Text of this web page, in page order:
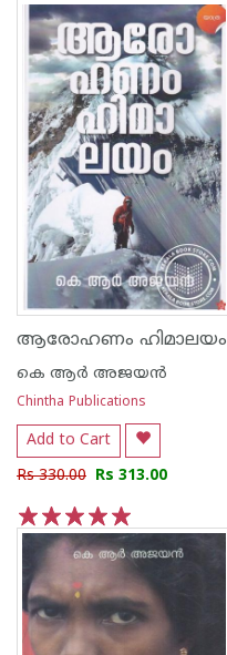
5
4
3
2
1
ആരോഹണം ഹിമാലയം
കെ ആര്‍ അജയന്‍
Chintha Publications
Add to Cart
Rs 330.00 Rs 313.00
5
4
3
2
1